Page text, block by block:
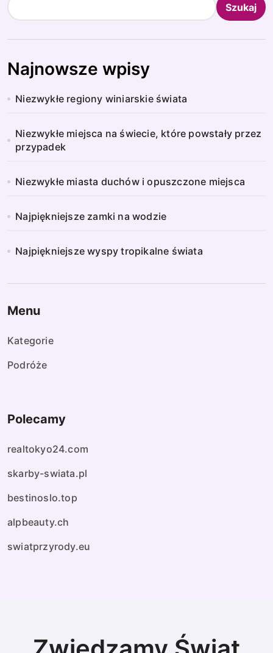
Szukaj
Najnowsze wpisy
Niezwykłe regiony winiarskie świata
Niezwykłe miejsca na świecie, które powstały przez
przypadek
Niezwykłe miasta duchów i opuszczone miejsca
Najpiękniejsze zamki na wodzie
Najpiękniejsze wyspy tropikalne świata
Menu
Kategorie
Podróże
Polecamy
realtokyo24.com
skarby-swiata.pl
bestinoslo.top
alpbeauty.ch
swiatprzyrody.eu